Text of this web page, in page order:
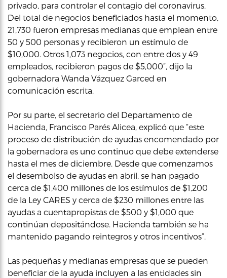
privado, para controlar el contagio del coronavirus.
Del total de negocios beneficiados hasta el momento,
21,730 fueron empresas medianas que emplean entre
50 y 500 personas y recibieron un estímulo de
$10,000. Otros 1,073 negocios, con entre dos y 49
empleados, recibieron pagos de $5,000”, dijo la
gobernadora Wanda Vázquez Garced en
comunicación escrita.
Por su parte, el secretario del Departamento de
Hacienda, Francisco Parés Alicea, explicó que “este
proceso de distribución de ayudas encomendado por
la gobernadora es uno continuo que debe extenderse
hasta el mes de diciembre. Desde que comenzamos
el desembolso de ayudas en abril, se han pagado
cerca de $1,400 millones de los estímulos de $1,200
de la Ley CARES y cerca de $230 millones entre las
ayudas a cuentapropistas de $500 y $1,000 que
continúan depositándose. Hacienda también se ha
mantenido pagando reintegros y otros incentivos”.
Las pequeñas y medianas empresas que se pueden
beneficiar de la ayuda incluyen a las entidades sin